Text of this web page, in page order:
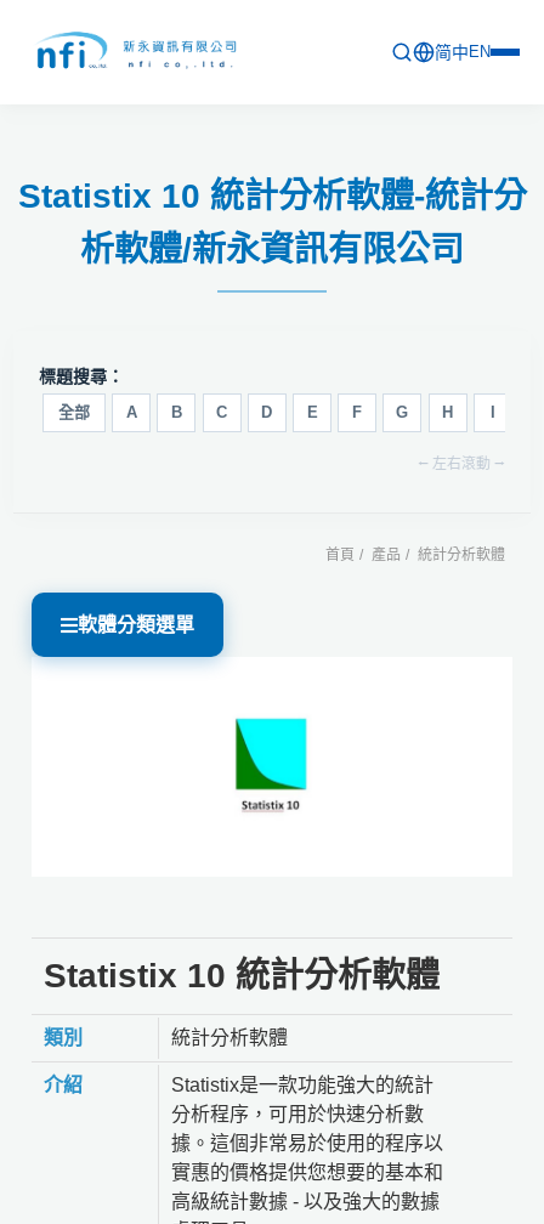
Statistix 10 統計分析軟體-統計分
析軟體/新永資訊有限公司
最新活動
產品列表
軟體更新資訊
問卷
简中EN
標題搜尋：
全部 A B C D E F G H
⭠ 左右滾動 ⭢
首頁 產品 統計分析軟體
軟體分類選單
Statistix 10 統計分析軟體
類別 統計分析軟體
介紹
Statistix是一款功能強大的統計
分析程序，可用於快速分析數
據。這個非常易於使用的程序以
實惠的價格提供您想要的基本和
高級統計數據 - 以及強大的數據